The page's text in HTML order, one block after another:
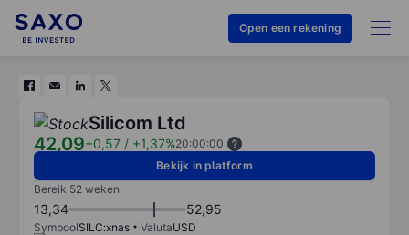
Open een rekening
Silicom Ltd
42,09+0,57 / +1,37%20:00:00
Bekijk in platform
Bereik 52 weken
13,34 52,95
SymboolSILC:xnas ValutaUSD